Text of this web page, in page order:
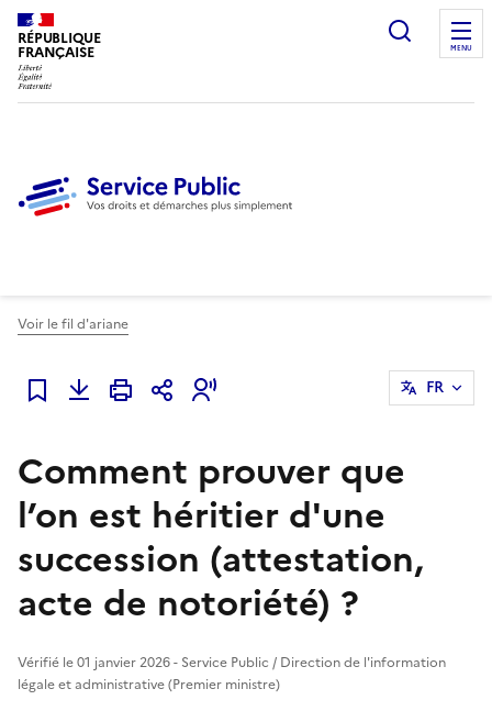
RÉPUBLIQUE
FRANÇAISE
Ouvrir
MENU
Voir le fil d'ariane
Ajouter à mes favoris
FR
Comment prouver que
l’on est héritier d'une
succession (attestation,
acte de notoriété) ?
Vérifié le 01 janvier 2026 - Service Public / Direction de l'information
légale et administrative (Premier ministre)